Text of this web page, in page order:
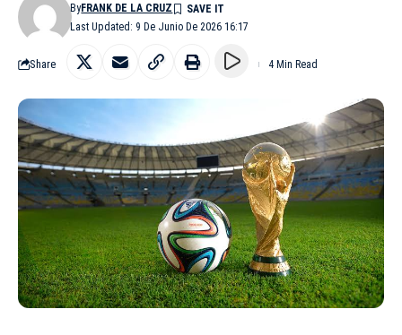
Last Updated: 9 De Junio De 2026 16:17
ByFRANK DE LA CRUZ
Share 4 Min Read